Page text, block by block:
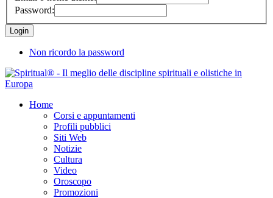
Password:
Non ricordo la password
Home
Corsi e appuntamenti
Profili pubblici
Siti Web
Notizie
Cultura
Video
Oroscopo
Promozioni